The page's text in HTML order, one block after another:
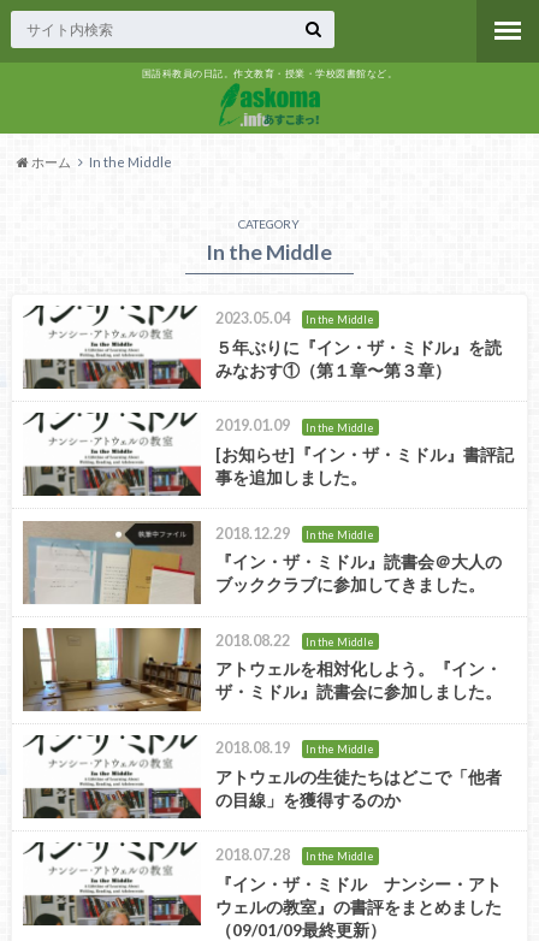
国語科教員の日記。作文教育・授業・学校図書館など。
ホーム In the Middle
CATEGORY
In the Middle
2023.05.04 In the Middle
５年ぶりに『イン・ザ・ミドル』を読
みなおす①（第１章〜第３章）
2019.01.09 In the Middle
[お知らせ]『イン・ザ・ミドル』書評記
事を追加しました。
2018.12.29 In the Middle
『イン・ザ・ミドル』読書会＠大人の
ブッククラブに参加してきました。
2018.08.22 In the Middle
アトウェルを相対化しよう。『イン・
ザ・ミドル』読書会に参加しました。
2018.08.19 In the Middle
アトウェルの生徒たちはどこで「他者
の目線」を獲得するのか
2018.07.28 In the Middle
『イン・ザ・ミドル ナンシー・アト
ウェルの教室』の書評をまとめました
（09/01/09最終更新）